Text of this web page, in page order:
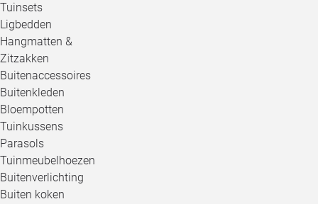
Tuinsets
Ligbedden
Hangmatten &
Zitzakken
Buitenaccessoires
Buitenkleden
Bloempotten
Tuinkussens
Parasols
Tuinmeubelhoezen
Buitenverlichting
Buiten koken